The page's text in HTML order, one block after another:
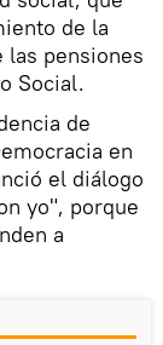
de la
pensiones
Social.
de
en
el diálogo
yo", porque
a